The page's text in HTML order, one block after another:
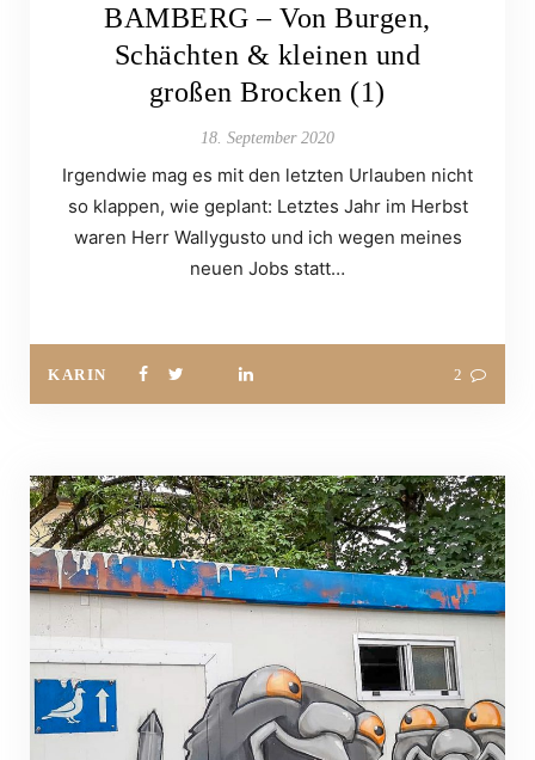
BAMBERG – Von Burgen,
Schächten & kleinen und
großen Brocken (1)
18. September 2020
Irgendwie mag es mit den letzten Urlauben nicht
so klappen, wie geplant: Letztes Jahr im Herbst
waren Herr Wallygusto und ich wegen meines
neuen Jobs statt…
KARIN 2